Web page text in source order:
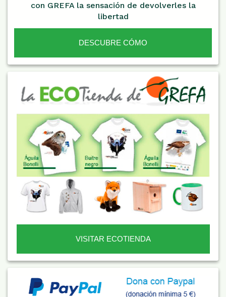
con GREFA la sensación de devolverles la
libertad
DESCUBRE CÓMO
VISITAR ECOTIENDA